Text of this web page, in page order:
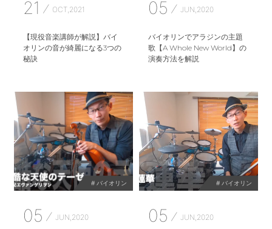
21 OCT,2021
【現役音楽講師が解説】バイ
オリンの音が綺麗になる3つの
秘訣
05 JUN,2020
バイオリンでアラジンの主題
歌【A Whole New World】の
演奏方法を解説
# バイオリン
05 JUN,2020
# バイオリン
05 JUN,2020